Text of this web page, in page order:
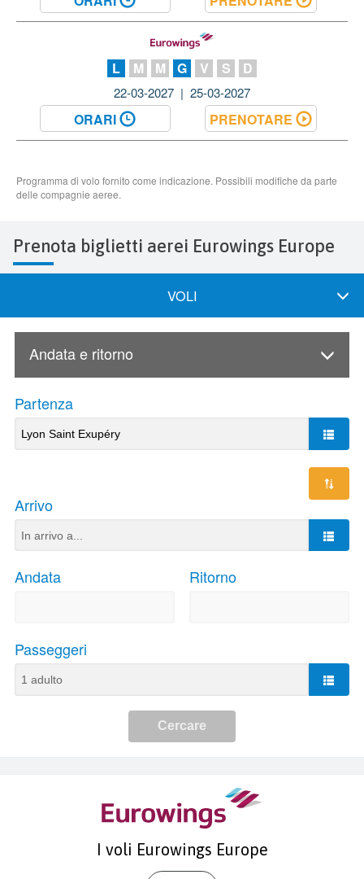
Prenota biglietti aerei Eurowings Europe
I voli Eurowings Europe